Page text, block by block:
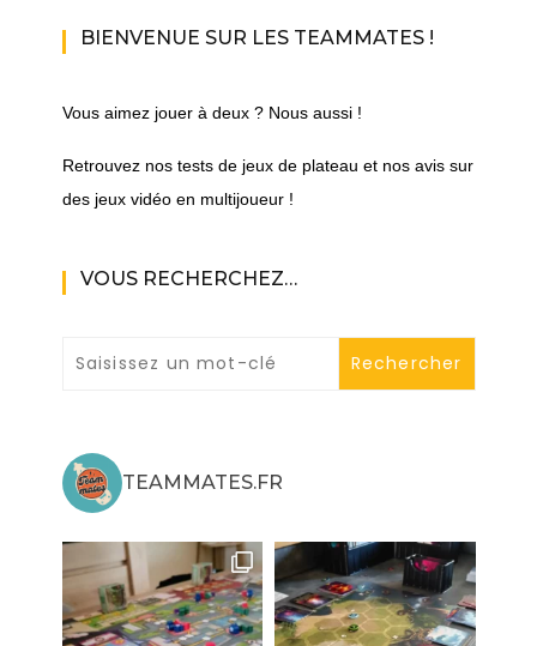
BIENVENUE SUR LES TEAMMATES !
Vous aimez jouer à deux ? Nous aussi !
Retrouvez nos tests de jeux de plateau et nos avis sur
des jeux vidéo en multijoueur !
VOUS RECHERCHEZ…
TEAMMATES.FR